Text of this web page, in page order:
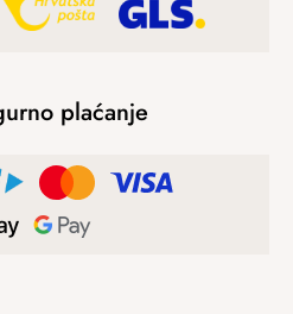
plaćanje